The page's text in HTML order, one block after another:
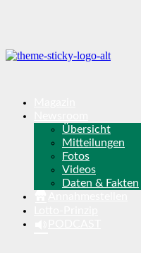
Übersicht
Mitteilungen
Fotos
Videos
Daten & Fakten